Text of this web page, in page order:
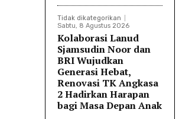
Tidak dikategorikan
Sabtu, 8 Agustus 2026
Kolaborasi Lanud
Sjamsudin Noor dan
BRI Wujudkan
Generasi Hebat,
Renovasi TK Angkasa
2 Hadirkan Harapan
bagi Masa Depan Anak